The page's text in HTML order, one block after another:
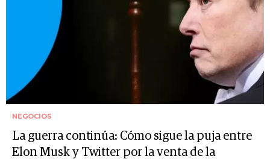
NEGOCIOS
La guerra continúa: Cómo sigue la puja entre
Elon Musk y Twitter por la venta de la